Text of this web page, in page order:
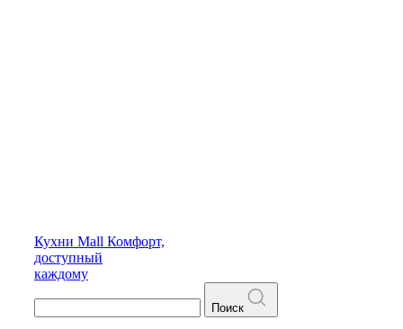
Кухни Mall Комфорт,
доступный
каждому
Поиск